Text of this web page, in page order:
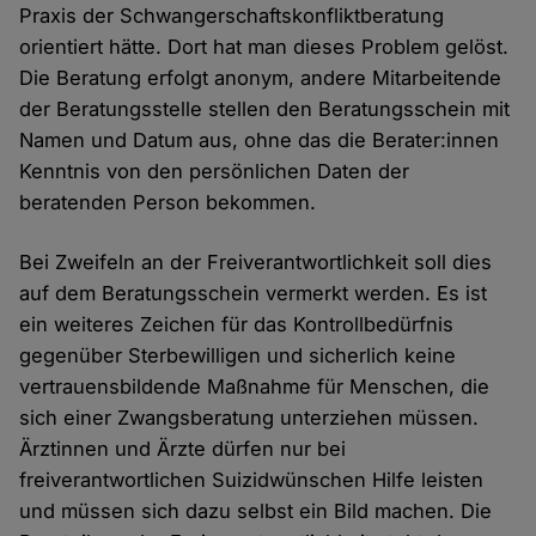
Praxis der Schwangerschaftskonfliktberatung
orientiert hätte. Dort hat man dieses Problem gelöst.
Die Beratung erfolgt anonym, andere Mitarbeitende
der Beratungsstelle stellen den Beratungsschein mit
Namen und Datum aus, ohne das die Berater:innen
Kenntnis von den persönlichen Daten der
beratenden Person bekommen.
Bei Zweifeln an der Freiverantwortlichkeit soll dies
auf dem Beratungsschein vermerkt werden. Es ist
ein weiteres Zeichen für das Kontrollbedürfnis
gegenüber Sterbewilligen und sicherlich keine
vertrauensbildende Maßnahme für Menschen, die
sich einer Zwangsberatung unterziehen müssen.
Ärztinnen und Ärzte dürfen nur bei
freiverantwortlichen Suizidwünschen Hilfe leisten
und müssen sich dazu selbst ein Bild machen. Die